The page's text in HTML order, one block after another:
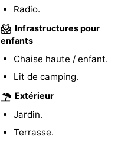
Radio.
Infrastructures pour
enfants
Chaise haute / enfant.
Lit de camping.
Extérieur
Jardin.
Terrasse.